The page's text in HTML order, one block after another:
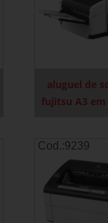
aluguel de
fujitsu A3
Cod.:9239